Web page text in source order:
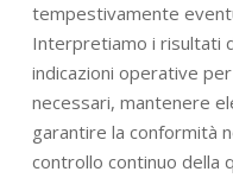
tempestivamente
Interpretiamo i risultati
indicazioni operative
necessari, mantenere
garantire la conformità
controllo continuo della